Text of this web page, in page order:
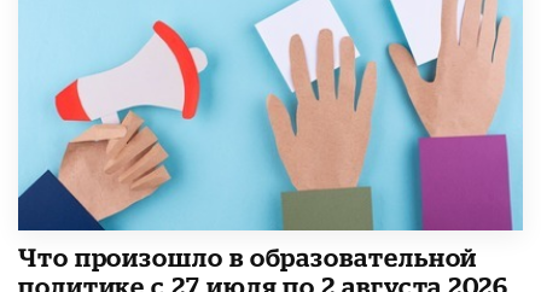
​Что произошло в образовательной
политике с 27 июля по 2 августа 2026